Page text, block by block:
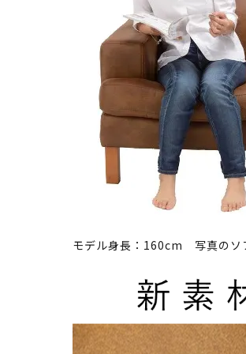
モデル身長：160cm 写真のソ